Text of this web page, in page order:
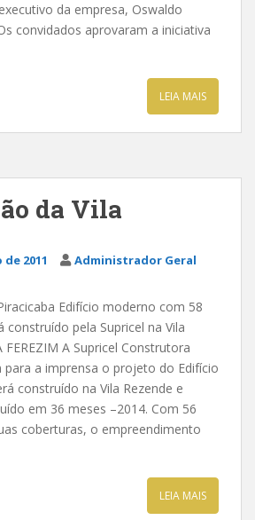
da empresa, Oswaldo
convidados aprovaram a iniciativa
LEIA MAIS
da Vila
2011 Administrador Geral
Edifício moderno com 58
construído pela Supricel na Vila
FEREZIM A Supricel Construtora
a imprensa o projeto do Edifício
construído na Vila Rezende e
em 36 meses –2014. Com 56
coberturas, o empreendimento
LEIA MAIS